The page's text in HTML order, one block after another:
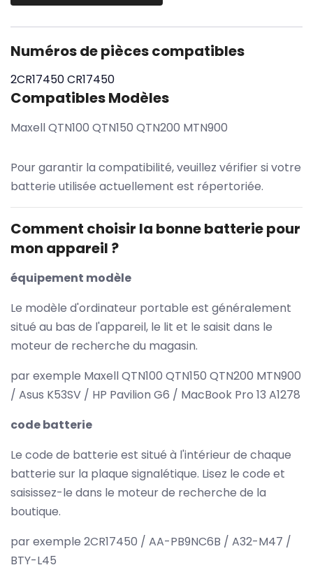
Numéros de pièces compatibles
2CR17450CR17450
Compatibles Modèles
Maxell QTN100 QTN150 QTN200 MTN900
Pour garantir la compatibilité, veuillez vérifier si votre
batterie utilisée actuellement est répertoriée.
Comment choisir la bonne batterie pour
mon appareil ?
équipement modèle
Le modèle d'ordinateur portable est généralement
situé au bas de l'appareil, le lit et le saisit dans le
moteur de recherche du magasin.
par exemple Maxell QTN100 QTN150 QTN200 MTN900
/ Asus K53SV / HP Pavilion G6 / MacBook Pro 13 A1278
code batterie
Le code de batterie est situé à l'intérieur de chaque
batterie sur la plaque signalétique. Lisez le code et
saisissez-le dans le moteur de recherche de la
boutique.
par exemple 2CR17450 / AA-PB9NC6B / A32-M47 /
BTY-L45